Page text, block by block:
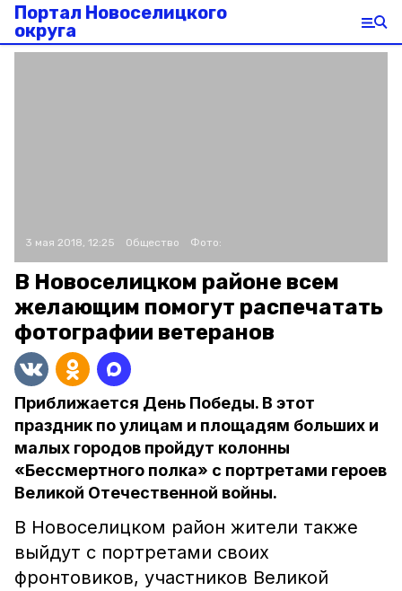
Портал Новоселицкого
округа
3 мая 2018, 12:25 Общество Фото:
В Новоселицком районе всем
желающим помогут распечатать
фотографии ветеранов
Приближается День Победы. В этот
праздник по улицам и площадям больших и
малых городов пройдут колонны
«Бессмертного полка» с портретами героев
Великой Отечественной войны.
В Новоселицком район жители также
выйдут с портретами своих
фронтовиков, участников Великой